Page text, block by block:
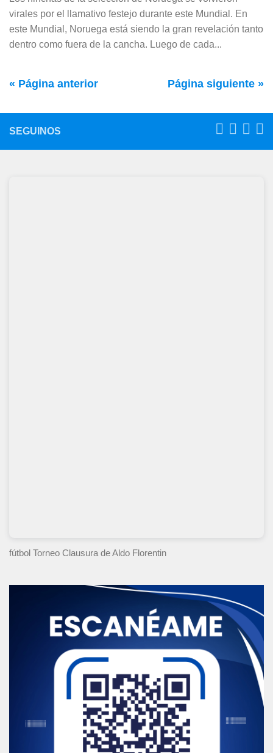
virales por el llamativo festejo durante este Mundial. En
este Mundial, Noruega está siendo la gran revelación tanto
dentro como fuera de la cancha. Luego de cada...
« Página anterior Página siguiente »
SEGUINOS
fútbol Torneo Clausurade Aldo Florentin